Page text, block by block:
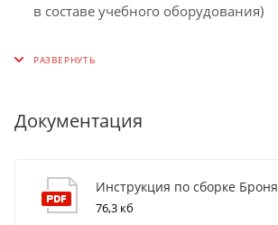
в составе учебного оборудования)
Документация
Инструкция по сборке Броня
76,3 кб